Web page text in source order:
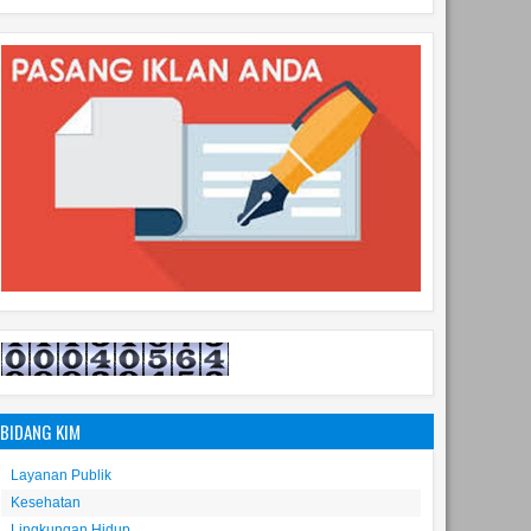
ujung tombak
program PEMKOT
Pendampingan peserta lomba
Surabaya EMAS Kel. Gundih
12
2022
BIDANG KIM
Layanan Publik
Kesehatan